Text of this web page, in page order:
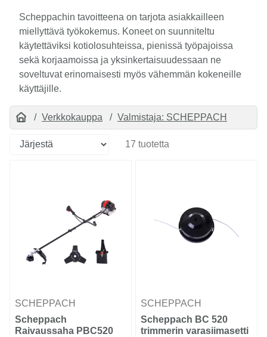
Scheppachin tavoitteena on tarjota asiakkailleen
miellyttävä työkokemus. Koneet on suunniteltu
käytettäviksi kotiolosuhteissa, pienissä työpajoissa
sekä korjaamoissa ja yksinkertaisuudessaan ne
soveltuvat erinomaisesti myös vähemmän kokeneille
käyttäjille.
Verkkokauppa Valmistaja: SCHEPPACH
17 tuotetta
SCHEPPACH
Scheppach
Raivaussaha PBC520
SCHEPPACH
Scheppach BC 520
trimmerin varasiimasetti